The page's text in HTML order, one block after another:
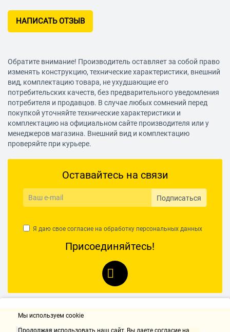
НАПИСАТЬ ОТЗЫВ
Обратите внимание! Производитель оставляет за собой право
изменять конструкцию, технические характеристики, внешний
вид, комплектацию товара, не ухудшающие его
потребительских качеств, без предварительного уведомления
потребителя и продавцов. В случае любых сомнений перед
покупкой уточняйте технические характеристики и
комплектацию на официальном сайте производителя или у
менеджеров магазина. Внешний вид и комплектацию
проверяйте при курьере.
Оставайтесь на связи
Подписаться
Я даю свое согласие на обработку персональных данных
Присоединяйтесь!
Мы используем cookie
Продолжая использовать наш cайт, Вы даете согласие на